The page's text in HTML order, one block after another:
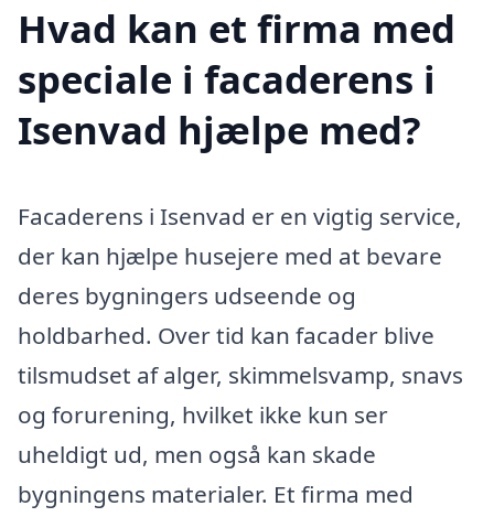
Hvad kan et firma med
speciale i facaderens i
Isenvad hjælpe med?
Facaderens i Isenvad er en vigtig service,
der kan hjælpe husejere med at bevare
deres bygningers udseende og
holdbarhed. Over tid kan facader blive
tilsmudset af alger, skimmelsvamp, snavs
og forurening, hvilket ikke kun ser
uheldigt ud, men også kan skade
bygningens materialer. Et firma med